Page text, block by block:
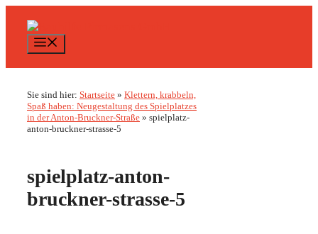
Inhalt
springen
Sie sind hier: Startseite » Klettern, krabbeln,
Spaß haben: Neugestaltung des Spielplatzes
in der Anton-Bruckner-Straße » spielplatz-
anton-bruckner-strasse-5
spielplatz-anton-
bruckner-strasse-5